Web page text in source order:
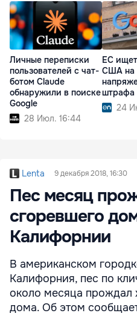
Личные переписки
пользователей с чат-
ботом Claude
обнаружили в поиске
Google
28 Июл. 16:44
ЕС
США на
штрафа
24
Lenta 9 декабря 2018, 16:30
Пес месяц
сгоревшего
Калифорнии
В американском
Калифорния, пес по
около месяца прождал
дома. Об этом